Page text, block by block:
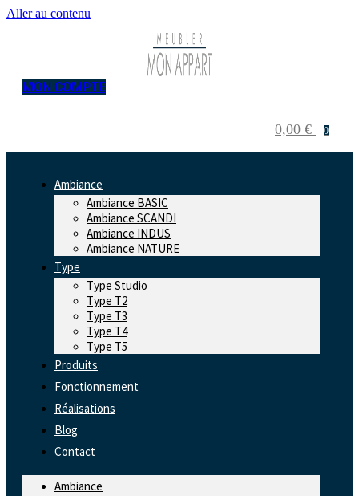
Aller au contenu
MON COMPTE
0,00 € 0
Ambiance
Ambiance BASIC
Ambiance SCANDI
Ambiance INDUS
Ambiance NATURE
Type
Type Studio
Type T2
Type T3
Type T4
Type T5
Produits
Fonctionnement
Réalisations
Blog
Contact
Ambiance